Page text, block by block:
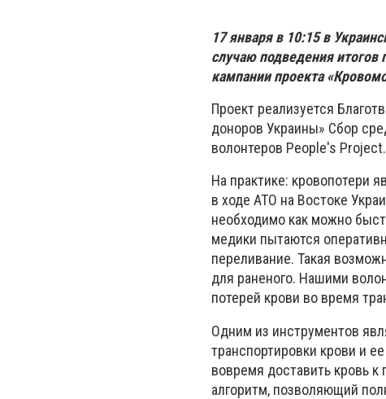
17 января в 10:15 в
случаю подведения итогов
кампании проекта
Проект реализуется
доноров Украины» Сбор
волонтеров People's Project.
На практике: кровопотери
в ходе АТО на Востоке
необходимо как можно
медики пытаются
переливание. Такая
для раненого. Нашими
потерей крови во время
Одним из инструментов
транспортировки крови и
вовремя доставить кровь
алгоритм, позволяющий